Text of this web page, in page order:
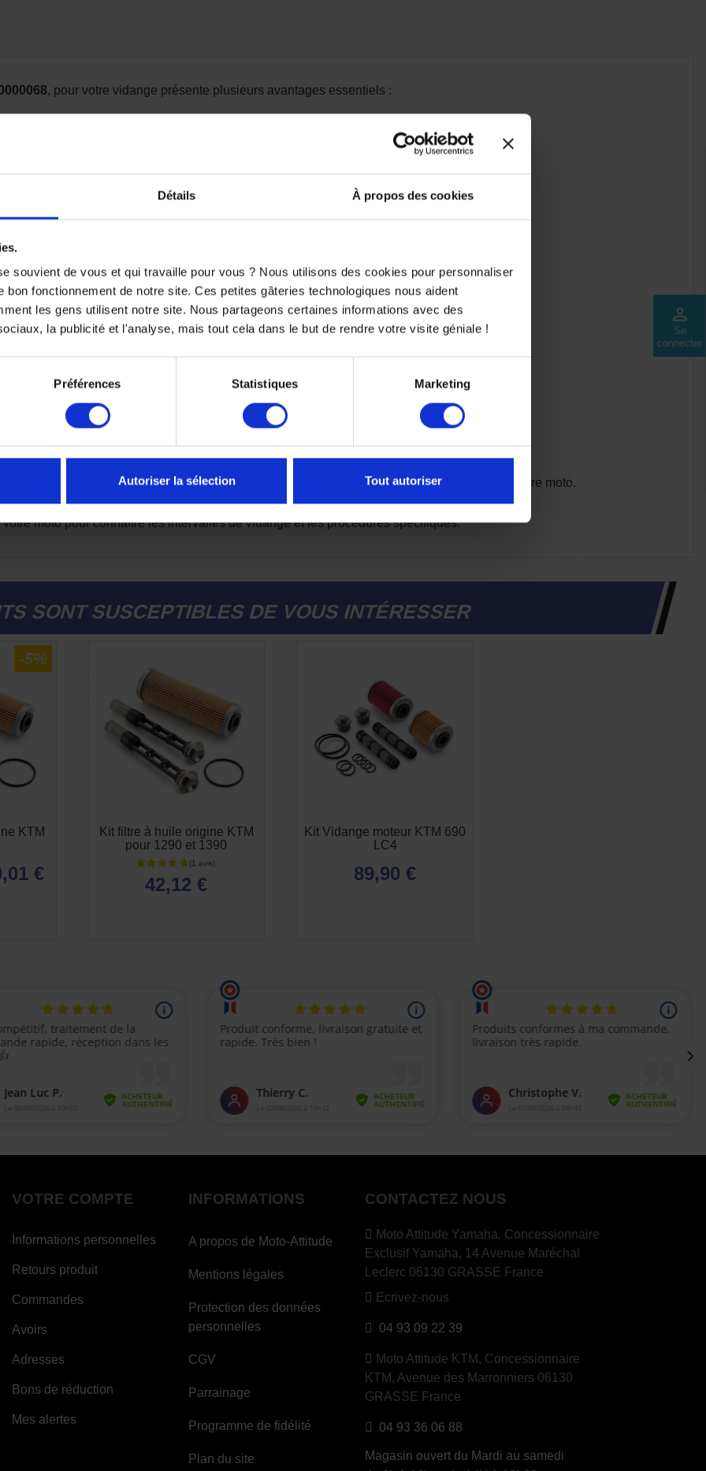
Détails À propos des cookies
souvient de vous et qui travaille pour vous ? Nous utilisons des cookies pour personnaliser
bon fonctionnement de notre site. Ces petites gâteries technologiques nous aident
les gens utilisent notre site. Nous partageons certaines informations avec des
la publicité et l'analyse, mais tout cela dans le but de rendre votre visite géniale !
Préférences Statistiques Marketing
Autoriser la sélection Tout autoriser
perm_identity
Se
connecter
, pour votre vidange présente plusieurs avantages essentiels :
ajustement parfait et une filtration optimale.
le carter moteur.
moteur
et particules métalliques, prolongeant ainsi la durée de vie du moteur.
et une lubrification efficaces.
d’utilisation (hautes températures, régimes élevés).
prématurée.
pour une vidange simplifiée et rapide.
du constructeur.
KTM, évitant ainsi tout litige en cas de problème mécanique.
performance moteur et sérénitélors de l’entretien, tout en préservant la longévité de votre moto.
moto pour connaître les intervalles de vidange et les procédures spécifiques.
SONT SUSCEPTIBLES DE VOUS INTÉRESSER
-5%
KTM
€
Kit filtre à huile origine KTM
pour 1290 et 1390
42,12 €
Kit Vidange moteur KTM 690
LC4
89,90 €
VOTRE COMPTE
Informations personnelles
Retours produit
Commandes
Avoirs
Adresses
Bons de réduction
Mes alertes
INFORMATIONS
A propos de Moto-Attitude
Mentions légales
Protection des données
personnelles
CGV
Parrainage
Programme de fidélité
Plan du site
CONTACTEZ NOUS
Moto Attitude Yamaha, Concessionnaire
Exclusif Yamaha, 14 Avenue Maréchal
Leclerc 06130 GRASSE France
Ecrivez-nous
04 93 09 22 39
Moto Attitude KTM, Concessionnaire
KTM, Avenue des Marronniers 06130
GRASSE France
04 93 36 06 88
Magasin ouvert du Mardi au samedi